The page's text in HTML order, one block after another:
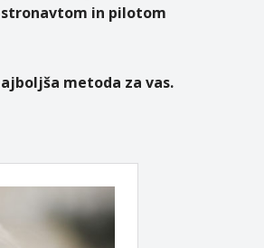
in pilotom
metoda za vas.